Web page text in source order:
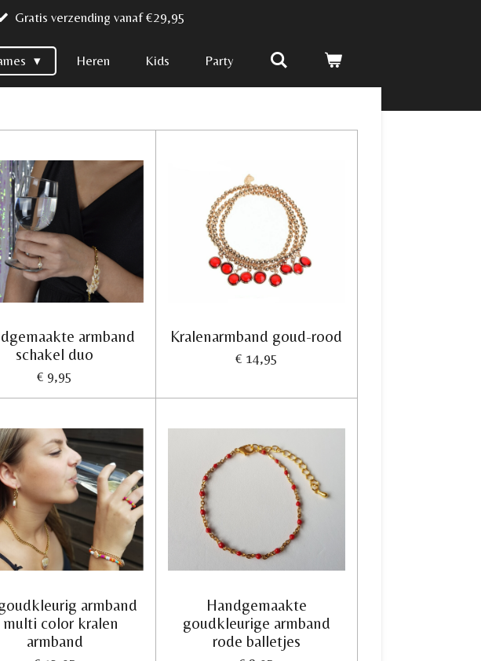
Gratis verzending vanaf €29,95
Heren Kids Party
armband
schakel duo
€ 9,95
Kralenarmband goud-rood
€ 14,95
armband
multi color kralen
armband
Handgemaakte
goudkleurige armband
rode balletjes